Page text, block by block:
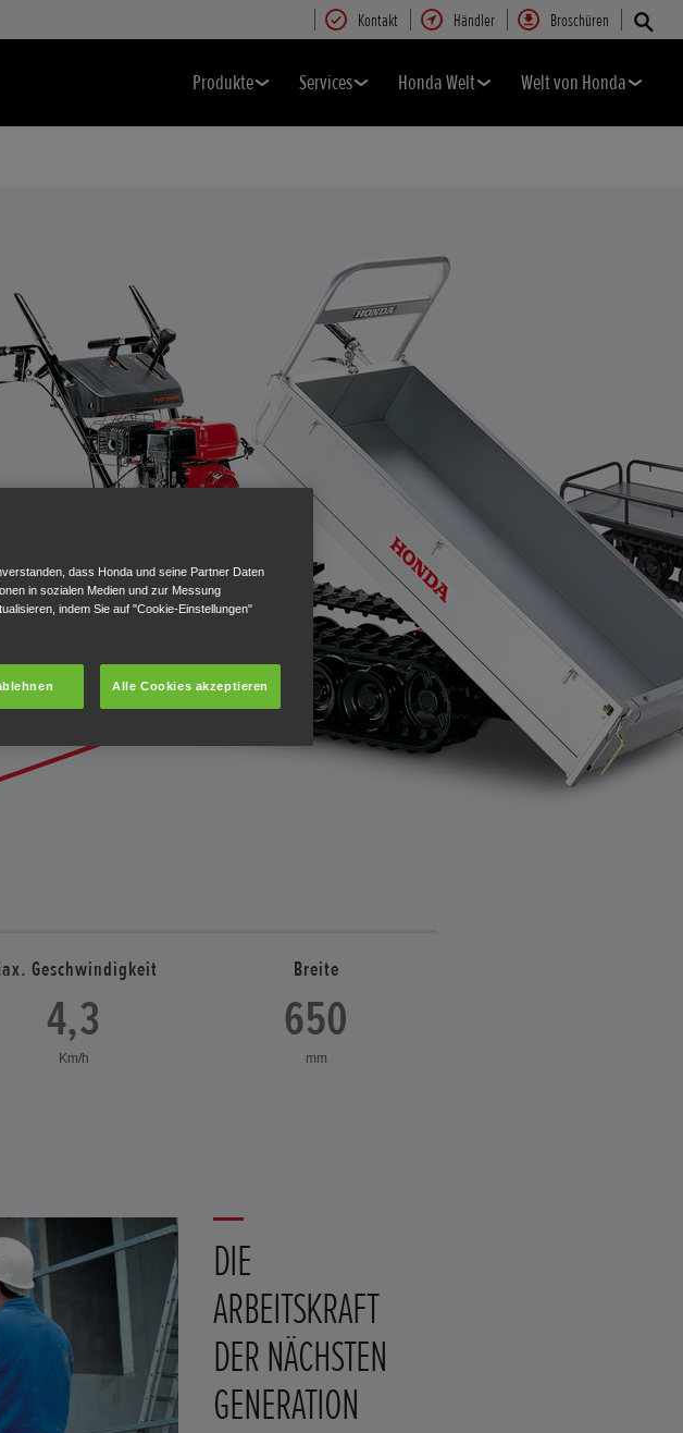
Kontakt Händler Broschüren
Produkte Services Honda Welt Welt von Honda
Geschwindigkeit
4,3
Km/h
Breite
650
mm
DIE
ARBEITSKRAFT
DER NÄCHSTEN
GENERATION
dass Honda und seine Partner Daten
in sozialen Medien und zur Messung
indem Sie auf "Cookie-Einstellungen"
Alle Cookies akzeptieren